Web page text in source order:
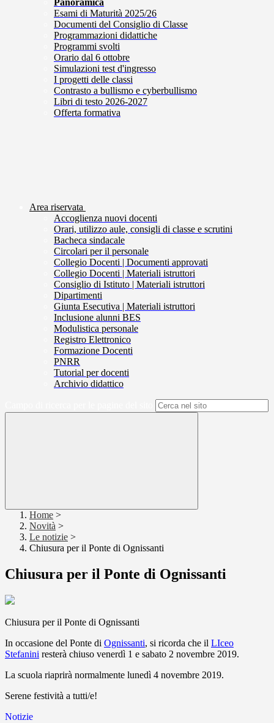
Panoramica
Esami di Maturità 2025/26
Documenti del Consiglio di Classe
Programmazioni didattiche
Programmi svolti
Orario dal 6 ottobre
Simulazioni test d'ingresso
I progetti delle classi
Contrasto a bullismo e cyberbullismo
Libri di testo 2026-2027
Offerta formativa
Area riservata
Accoglienza nuovi docenti
Orari, utilizzo aule, consigli di classe e scrutini
Bacheca sindacale
Circolari per il personale
Collegio Docenti | Documenti approvati
Collegio Docenti | Materiali istruttori
Consiglio di Istituto | Materiali istruttori
Dipartimenti
Giunta Esecutiva | Materiali istruttori
Inclusione alunni BES
Modulistica personale
Registro Elettronico
Formazione Docenti
PNRR
Tutorial per docenti
Archivio didattico
Home >
Novità >
Le notizie >
Chiusura per il Ponte di Ognissanti
Chiusura per il Ponte di Ognissanti
Chiusura per il Ponte di Ognissanti
In occasione del Ponte di Ognissanti, si ricorda che il LIceo
Stefanini resterà chiuso venerdì 1 e sabato 2 novembre 2019.
La scuola riaprirà normalmente lunedì 4 novembre 2019.
Serene festività a tutti/e!
Notizie